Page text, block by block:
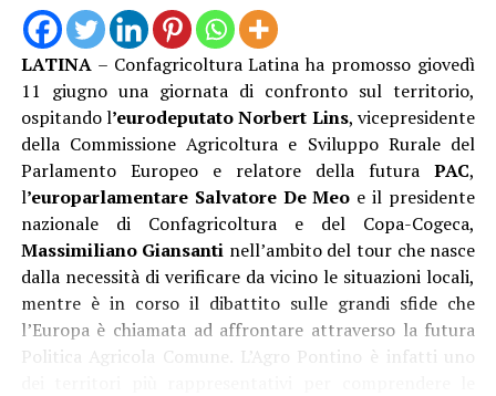
Borbonico rappresenta un intervento storico che
consentirà di aumentare la sicurezza dello scalo,
migliorare la resilienza dell’infrastruttura portuale
rispetto agli eventi meteomarini e garantire condizioni
più favorevoli per residenti, operatori economici e
diportisti. L’obiettivo – ha proseguito Ambrosino – è
quello di costruire una Ponza sempre più moderna,
sostenibile e attrattiva, capace di coniugare tutela
ambientale, innovazione tecnologica e crescita
economica. Il porto è il cuore pulsante dell’isola e
investire sulla sua sicurezza significa investire sul futuro
della nostra comunità».
LATINA– Confagricoltura Latina ha promosso giovedì
11 giugno una giornata di confronto sul territorio,
ospitando l’eurodeputato Norbert Lins, vicepresidente
della Commissione Agricoltura e Sviluppo Rurale del
Parlamento Europeo e relatore della futuraPAC,
l’europarlamentare Salvatore De Meo e il presidente
nazionale di Confagricoltura e del Copa-Cogeca,
Massimiliano Giansanti nell’ambito del tour che nasce
dalla necessità di verificare da vicino le situazioni locali,
mentre è in corso il dibattito sulle grandi sfide che
l’Europa è chiamata ad affrontare attraverso la futura
Politica Agricola Comune. L’Agro Pontino è infatti uno